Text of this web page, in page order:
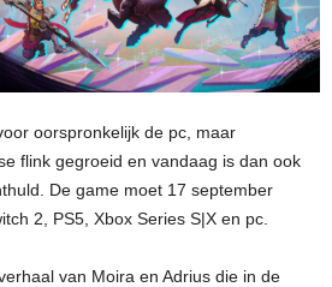
oorspronkelijk de pc, maar
flink gegroeid en vandaag is dan ook
De game moet 17 september
2, PS5, Xbox Series S|X en pc.
van Moira en Adrius die in de